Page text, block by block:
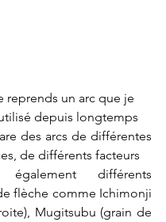
reprends un arc que je
depuis longtemps
des arcs de différentes
de différents facteurs
également différents
flèche comme Ichimonji
Mugitsubu (grain de